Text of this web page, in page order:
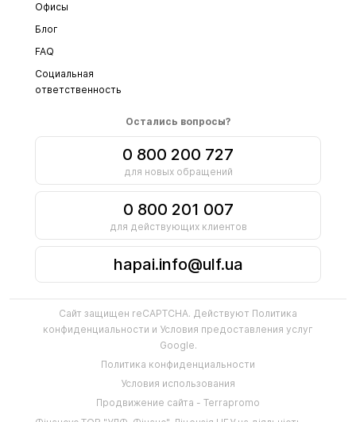
Офисы
Блог
FAQ
Социальная
ответственность
Остались вопросы?
0 800 200 727
для новых обращений
0 800 201 007
для действующих клиентов
hapai.info@ulf.ua
Политика конфиденциальности
Условия использования
Продвижение сайта - Terrapromo
Сайт защищен reCAPTCHA. Действуют Политика
конфиденциальности и Условия предоставления услуг
Google.